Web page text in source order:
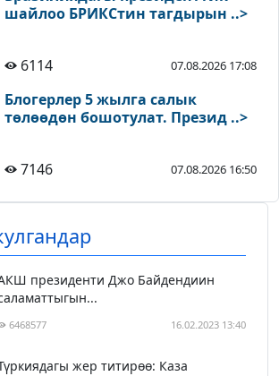
шайлоо БРИКСтин тагдырын ..>
6114 07.08.2026 17:08
Блогерлер 5 жылга салык
төлөөдөн бошотулат. Презид ..>
7146 07.08.2026 16:50
президенти Джо Байдендиин
6468577 16.02.2023 13:40
жер титирөө: Каза